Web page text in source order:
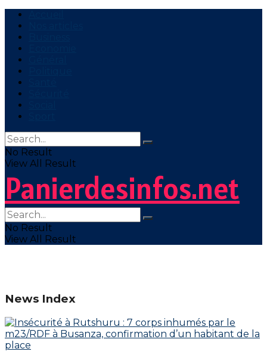
No Result
View All Result
Panierdesinfos.net
No Result
View All Result
News Index